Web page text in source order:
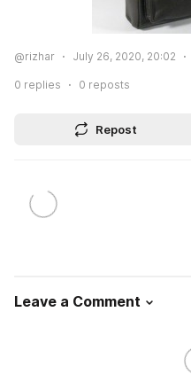
@rizhar July 26, 2020, 20:02
0 replies 0 reposts
Repost
Leave a Comment